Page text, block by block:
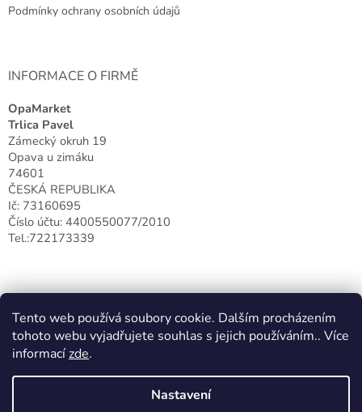
Tento web používá soubory cookie. Dalším procházením
tohoto webu vyjadřujete souhlas s jejich používáním.. Více
informacízde.
Nastavení
Podmínky ochrany osobních údajů
INFORMACE O FIRMĚ
OpaMarket
Trlica Pavel
Zámecký okruh 19
Opava u zimáku
74601
ČESKÁ REPUBLIKA
Ič: 73160695
Číslo účtu: 4400550077/2010
Tel.:722173339
Vytvořil Shoptet